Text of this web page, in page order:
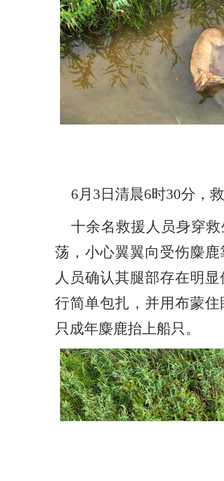
6月3日清晨6时30分，
十余名救援人员身穿
荡，小心翼翼向受伤麋
人员确认其腿部存在明
行简单包扎，并用布蒙
只成年麋鹿抬上船只。